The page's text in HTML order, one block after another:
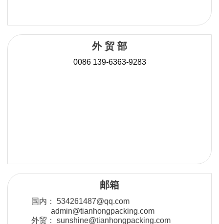
外 贸 部
0086 139-6363-9283
邮箱
国内：
534261487@qq.com
admin@tianhongpacking.com
外贸：
sunshine@tianhongpacking.com